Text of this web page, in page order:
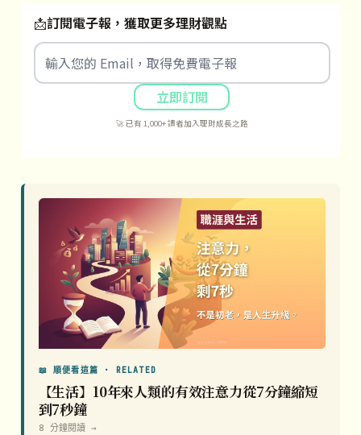
📩訂閱電子報，獲取更多理財觀點
立即訂閱
🚀 已有 1,000+ 讀者加入理財成長之路
📖 順便看這篇 · RELATED
【生活】10年來人類的有效注意力從7分鐘縮短
到7秒鐘
8 分鐘閱讀 →